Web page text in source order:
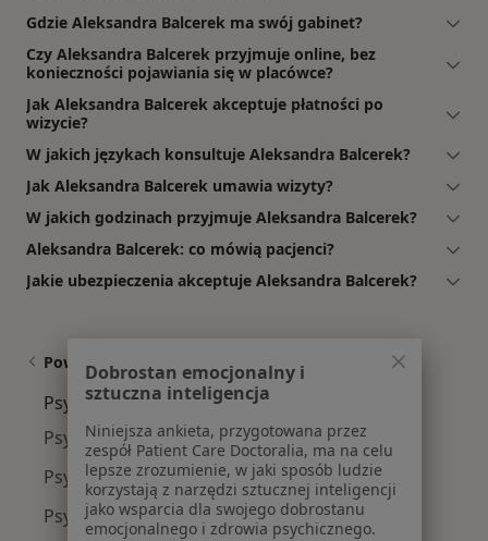
Gdzie Aleksandra Balcerek ma swój gabinet?
Czy Aleksandra Balcerek przyjmuje online, bez
konieczności pojawiania się w placówce?
Jak Aleksandra Balcerek akceptuje płatności po
wizycie?
W jakich językach konsultuje Aleksandra Balcerek?
Jak Aleksandra Balcerek umawia wizyty?
W jakich godzinach przyjmuje Aleksandra Balcerek?
Aleksandra Balcerek: co mówią pacjenci?
Jakie ubezpieczenia akceptuje Aleksandra Balcerek?
Powiązane wyszukiwania
Psycholodzy w pobliżu
Psycholodzy Śródmieście
Psycholodzy Niedobczyce
Psycholodzy Rybnik-Północ
Dobrostan emocjonalny i
sztuczna inteligencja
Niniejsza ankieta, przygotowana przez
zespół Patient Care Doctoralia, ma na celu
lepsze zrozumienie, w jaki sposób ludzie
korzystają z narzędzi sztucznej inteligencji
jako wsparcia dla swojego dobrostanu
emocjonalnego i zdrowia psychicznego.